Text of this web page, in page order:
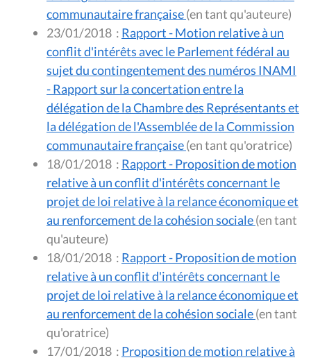
communautaire française
(en tant qu'auteure)
23/01/2018 : Rapport - Motion relative à un
conflit d'intérêts avec le Parlement fédéral au
sujet du contingentement des numéros INAMI
- Rapport sur la concertation entre la
délégation de la Chambre des Représentants et
la délégation de l'Assemblée de la Commission
communautaire française
(en tant qu'oratrice)
18/01/2018 : Rapport - Proposition de motion
relative à un conflit d'intérêts concernant le
projet de loi relative à la relance économique et
au renforcement de la cohésion sociale(en tant
qu'auteure)
18/01/2018 : Rapport - Proposition de motion
relative à un conflit d'intérêts concernant le
projet de loi relative à la relance économique et
au renforcement de la cohésion sociale(en tant
qu'oratrice)
17/01/2018 : Proposition de motion relative à